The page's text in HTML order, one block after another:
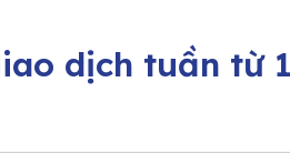
dịch tuần từ